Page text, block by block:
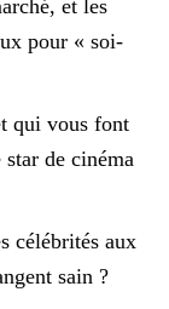
et les
pour « soi-
qui vous font
de cinéma
célébrités aux
sain ?